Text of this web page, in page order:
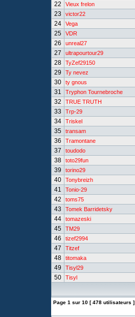
22
Vieux frelon
23
victor22
24
Vega
25
VDR
26
unreal27
27
ultrapourtour29
28
TyZef29150
29
Ty nevez
30
ty gnous
31
Tryphon Tournebroche
32
TRUE TRUTH
33
Trp-29
34
Triskel
35
transam
36
Tramontane
37
toudodo
38
toto29fun
39
torino29
40
Tonybreizh
41
Tonio-29
42
toms75
43
Tomek Barridetsky
44
tomazeski
45
TM29
46
tizef2994
47
Titzef
48
titomaka
49
Tisyl29
50
Tisyl
Page 1 sur 10 [ 478 utilisateurs ]